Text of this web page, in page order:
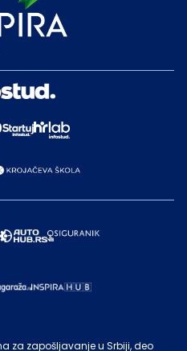
za zapošljavanje u Srbiji, deo